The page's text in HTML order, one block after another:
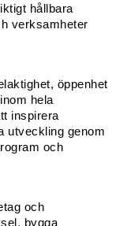
hållbara
verksamheter
öppenhet
hela
inspirera
utveckling genom
och
och
bygga